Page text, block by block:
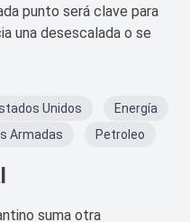
punto será clave para
una desescalada o se
Unidos
Energía
Armadas Petroleo
suma otra